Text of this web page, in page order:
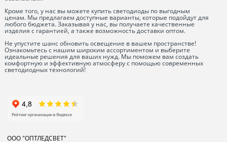
Кроме того, у нас вы можете купить светодиоды по выгодным
ценам. Мы предлагаем доступные варианты, которые подойдут для
любого бюджета. Заказывая у нас, вы получаете качественные
изделия с гарантией, а также возможность доставки оптом.
Не упустите шанс обновить освещение в вашем пространстве!
Ознакомьтесь с нашим широким ассортиментом и выберите
идеальные решения для ваших нужд. Мы поможем вам создать
комфортную и эффективную атмосферу с помощью современных
светодиодных технологий!
ООО "ОПТЛЕДСВЕТ"